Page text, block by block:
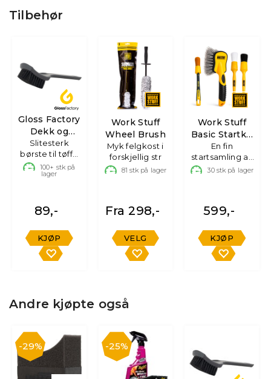
Tilbehør
Gloss Factory
Dekk og
Gummibørste
Slitesterk
børste til tøffe
overflater
100+ stk på
lager
89,-
KJØP
Work Stuff
Wheel Brush
Myk felgkost i
forskjellig str
81 stk på lager
Fra 298,-
VELG
Work Stuff
Basic Startkit
Børster
En fin
startsamling av
kvalitetsbørster
30stk på lager
599,-
KJØP
Andre kjøpte også
29% 25%